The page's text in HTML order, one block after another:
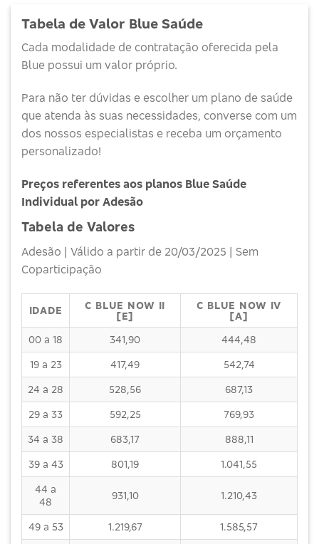
Tabela de Valor Blue Saúde
Cada modalidade de contratação oferecida pela
Blue possui um valor próprio.
Para não ter dúvidas e escolher um plano de saúde
que atenda às suas necessidades, converse com um
dos nossos especialistas e receba um orçamento
personalizado!
Preços referentes aos planos Blue Saúde
Individual por Adesão
Tabela de Valores
Adesão | Válido a partir de 20/03/2025 | Sem
Coparticipação
IDADE
C BLUE NOW II
[E]
C BLUE NOW IV
[A]
00 a 18
341,90 444,48
19 a 23 417,49 542,74
24 a 28 528,56 687,13
29 a 33 592,25 769,93
34 a 38 683,17 888,11
39 a 43 801,19 1.041,55
44 a
48
931,10 1.210,43
49 a 53 1.219,67 1.585,57